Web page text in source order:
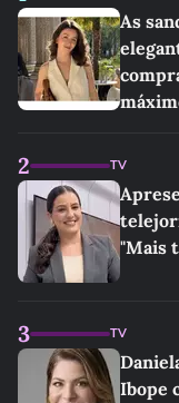
As
2 TV
"Mais
3 TV
Ibope